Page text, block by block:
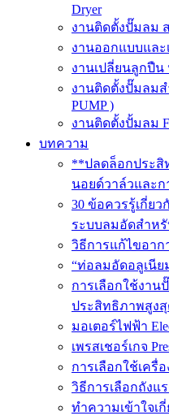
Dryer
งานติดตั้งปั๊มลม
งานออกแบบแล
งานเปลี่ยนลูกปืน
งานติดตั้งปั๊มลมส
PUMP )
งานติดตั้งปั้มลม
บทความ
**ปลดล็อกประ
นอยด์วาล์วและ
30 ข้อควรรู้เกี่ย
ระบบลมอัดสำห
วิธีการแก้ไขอาก
“ท่อลมอัดอลูเนี
การเลือกใช้งาน
ประสิทธิภาพสูง
มอเตอร์ไฟฟ้า
เพรสเชอร์เกจ
การเลือกใช้เครื่
วิธีการเลือกถังแ
ทำความเข้าใจเ